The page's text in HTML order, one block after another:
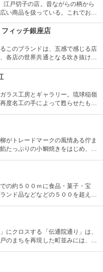
江戸切子の店。昔ながらの柄から
い商品を扱っている。これでお酒
う。また、海外・国内のお土産、
品も承っている。
ィッチ銀座店
このブランドは、五感で感じる店
各店の世界共通となる吹き抜けの
ッシュな店舗空間を演出してい
ラス工房とギャラリー。琉球稲嶺
度名工の手によって甦らせたもの
一郎氏の作品をはじめ多彩な器が
ガラス製作体験はない。
がトレードマークの風情ある佇ま
たっぷりの小鯛焼きをはじめ、水
ら店内でも。
の約５００ｍに食品・菓子・宝
ンド品などなどの５００を超える
にクロスする「伝通院通り」は、
のまちを再現した町並みには、屋
でいて、買い物や食事も楽しめま